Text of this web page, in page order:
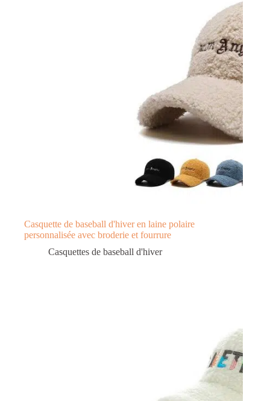
Casquette de baseball d'hiver en laine polaire
personnalisée avec broderie et fourrure
Casquettes de baseball d'hiver